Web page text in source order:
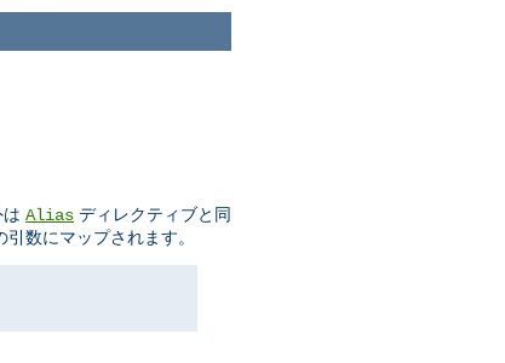
Alias ディレクティブと同
数にマップされます。